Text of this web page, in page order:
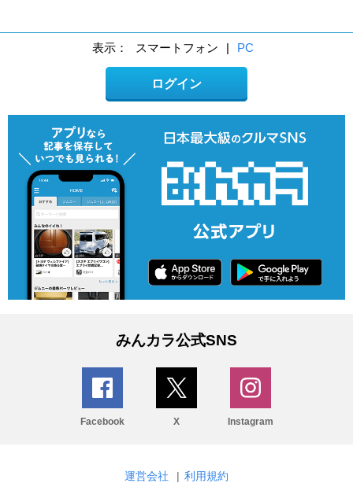
表示： スマートフォン | PC
ログイン
みんカラ公式SNS
Facebook X Instagram
運営会社 | 利用規約